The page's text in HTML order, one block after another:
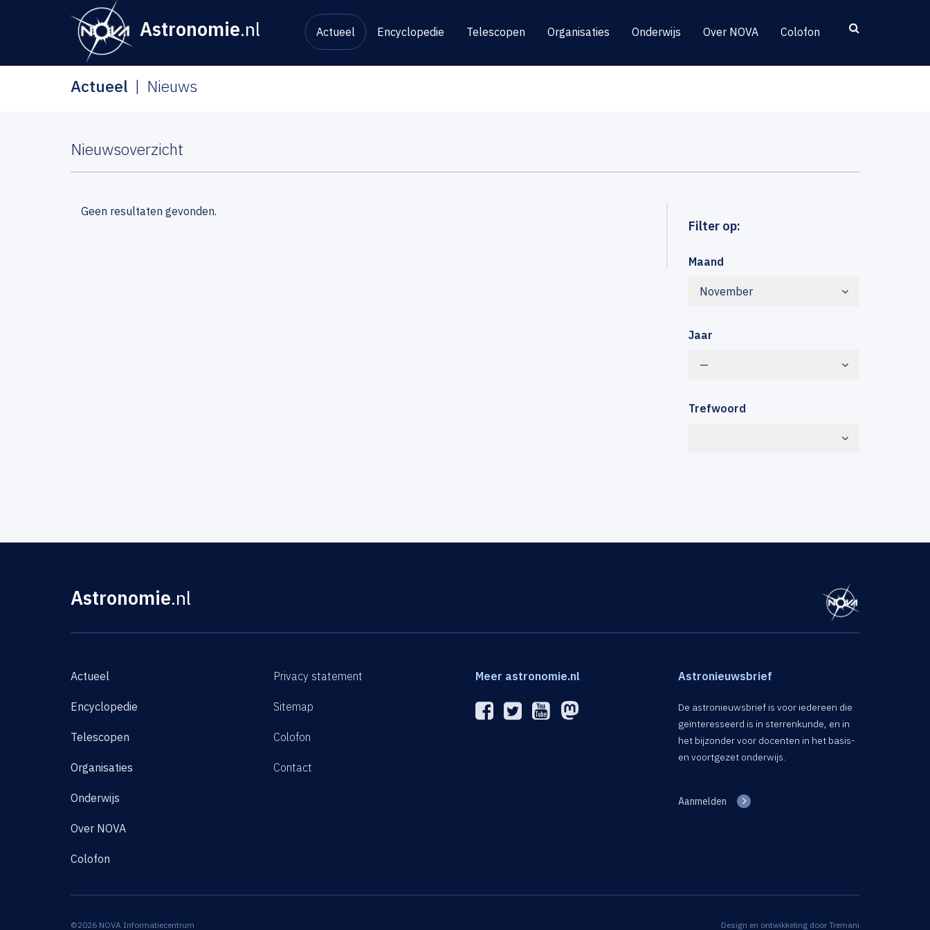
Astronomie.nl Actueel Encyclopedie Telescopen Organisaties Onderwijs Over NOVA Colofon
Actueel Nieuws
Nieuwsoverzicht
Filter op:
Maand
November
Jaar
—
Trefwoord
Geen resultaten gevonden.
Astronomie.nl
Actueel
Encyclopedie
Telescopen
Organisaties
Onderwijs
Over NOVA
Colofon
Privacy statement
Sitemap
Colofon
Contact
Meer astronomie.nl Astronieuwsbrief
De astronieuwsbrief is voor iedereen die
geïnteresseerd is in sterrenkunde, en in
het bijzonder voor docenten in het basis-
en voortgezet onderwijs.
Aanmelden
©2026 NOVA Informatiecentrum Design en ontwikkeling door Tremani